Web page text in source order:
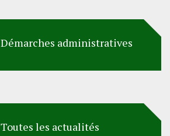
Démarches administratives
Toutes les actualités